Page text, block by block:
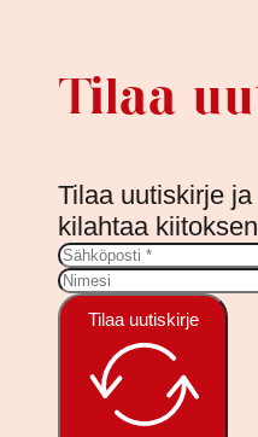
Tilaa
Tilaa uutiskirje
kilahtaa
Tilaa uutiskirje